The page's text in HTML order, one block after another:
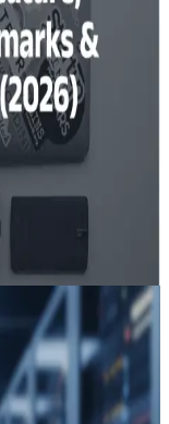
2.0—は、マル
ロダクション志
生成、プロフェ
グ、そしてパイ
統合したアーキ
チーム、エンジ
フォグラフィッ
、かつ高忠実度
こと—3つや4つの